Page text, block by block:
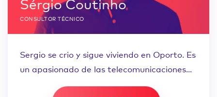
Sérgio Coutinho
CONSULTOR TÉCNICO
Sergio se crio y sigue viviendo en Oporto. Es
un apasionado de las telecomunicaciones...